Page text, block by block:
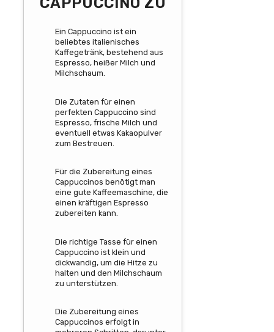
Ein Cappuccino ist ein
beliebtes italienisches
Kaffegetränk, bestehend aus
Espresso, heißer Milch und
Milchschaum.
Die Zutaten für einen
perfekten Cappuccino sind
Espresso, frische Milch und
eventuell etwas Kakaopulver
zum Bestreuen.
Für die Zubereitung eines
Cappuccinos benötigt man
eine gute Kaffeemaschine, die
einen kräftigen Espresso
zubereiten kann.
Die richtige Tasse für einen
Cappuccino ist klein und
dickwandig, um die Hitze zu
halten und den Milchschaum
zu unterstützen.
Die Zubereitung eines
Cappuccinos erfolgt in